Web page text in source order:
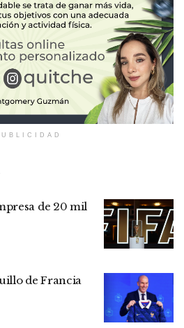
de 20 mil
de Francia